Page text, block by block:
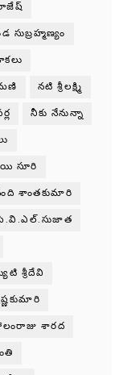
సుబ్రహ్మణ్యం
నటి శ్రీలక్ష్మి
నీకు నేనున్నా
సూరి
శాంతకుమారి
శ్రీదేవి
శారద